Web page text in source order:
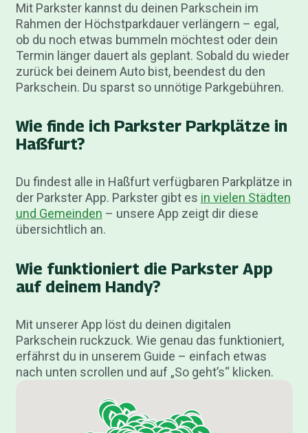
Mit Parkster kannst du deinen Parkschein im
Rahmen der Höchstparkdauer verlängern – egal,
ob du noch etwas bummeln möchtest oder dein
Termin länger dauert als geplant. Sobald du wieder
zurück bei deinem Auto bist, beendest du den
Parkschein. Du sparst so unnötige Parkgebühren.
Wie finde ich Parkster Parkplätze in
Haßfurt?
Du findest alle in Haßfurt verfügbaren Parkplätze in
der Parkster App. Parkster gibt es in vielen Städten
und Gemeinden – unsere App zeigt dir diese
übersichtlich an.
Wie funktioniert die Parkster App
auf deinem Handy?
Mit unserer App löst du deinen digitalen
Parkschein ruckzuck. Wie genau das funktioniert,
erfährst du in unserem Guide – einfach etwas
nach unten scrollen und auf „So geht’s“ klicken.